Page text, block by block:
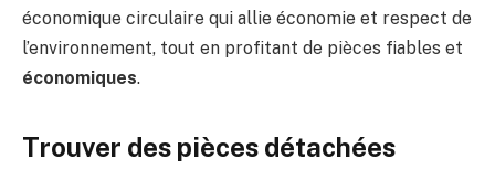
économique circulaire qui allie économie et respect de
l’environnement, tout en profitant de pièces fiables et
économiques.
Trouver des pièces détachées